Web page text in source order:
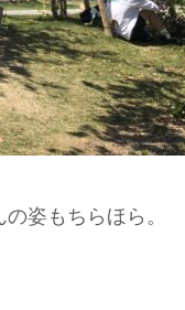
姿もちらほら。